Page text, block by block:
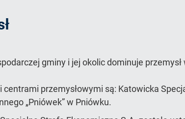
strony
gminy i jej okolic dominuje
centrami przemysłowymi są: Katowicka
„Pniówek” w Pniówku.